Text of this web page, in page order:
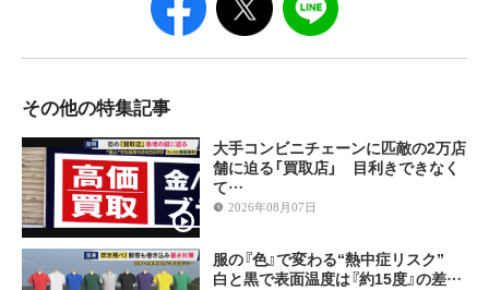
その他の特集記事
大手コンビニチェーンに匹敵の2万店
舗に迫る「買取店」 目利きできなく
て…
2026年08月07日
服の『色』で変わる“熱中症リスク”
白と黒で表面温度は『約15度』の差…